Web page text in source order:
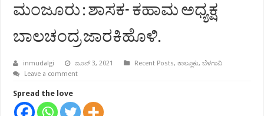
ಮಂಜೂರು : ಶಾಸಕ- ಕಹಾಮ ಅಧ್ಯಕ್ಷ
ಬಾಲಚಂದ್ರ ಜಾರಕಿಹೊಳಿ.
inmudalgi ಜೂನ್ 3, 2021 Recent Posts,ತಾಲ್ಲೂಕು,ಬೆಳಗಾವಿ
Leave a comment
Spread the love